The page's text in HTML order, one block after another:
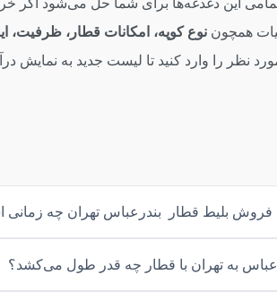
همچون نوع کوپه، امکانات قطار، ظرفیت،
را وارد کنید تا لیست جدید به نمایش
فروش بلیط قطار بندرعباس تهران چه
به تهران با قطار چه قدر طول می‌کشد؟